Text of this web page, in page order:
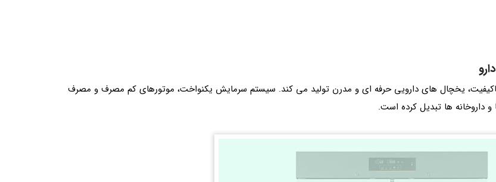
باکیفیت، یخچال‌ های دارویی حرفه‌ ای و مدرن تولید می‌ کند. سیستم سرمایش یکنواخت، موتورهای کم‌ مصرف و مصرف
و داروخانه ها تبدیل کرده است.